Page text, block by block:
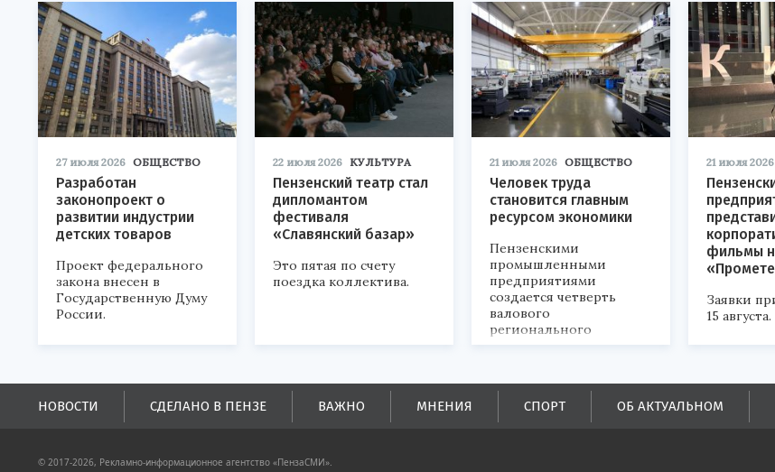
27 июля 2026 ОБЩЕСТВО
Разработан
законопроект о
развитии индустрии
детских товаров
Проект федерального
закона внесен в
Государственную Думу
России.
22 июля 2026 КУЛЬТУРА
Пензенский театр стал
дипломантом
фестиваля
«Славянский базар»
Это пятая по счету
поездка коллектива.
21 июля 2026 ОБЩЕСТВО
Человек труда
становится главным
ресурсом экономики
Пензенскими
промышленными
предприятиями
создается четверть
валового
регионального
продукта и
поступлений в
бюджеты всех уровней.
21 июля 2026
фильмы
Заявки
15 августа.
НОВОСТИ СДЕЛАНО В ПЕНЗЕ ВАЖНО МНЕНИЯ СПОРТ ОБ АКТУАЛЬНОМ
© 2017-2026, Рекламно-информационное агентство «ПензаСМИ».